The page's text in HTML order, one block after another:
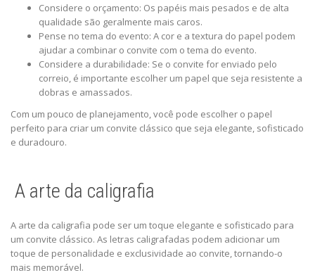
Considere o orçamento: Os papéis mais pesados e de alta
qualidade são geralmente mais caros.
Pense no tema do evento: A cor e a textura do papel podem
ajudar a combinar o convite com o tema do evento.
Considere a durabilidade: Se o convite for enviado pelo
correio, é importante escolher um papel que seja resistente a
dobras e amassados.
Com um pouco de planejamento, você pode escolher o papel
perfeito para criar um convite clássico que seja elegante, sofisticado
e duradouro.
A arte da caligrafia
A arte da caligrafia pode ser um toque elegante e sofisticado para
um convite clássico. As letras caligrafadas podem adicionar um
toque de personalidade e exclusividade ao convite, tornando-o
mais memorável.